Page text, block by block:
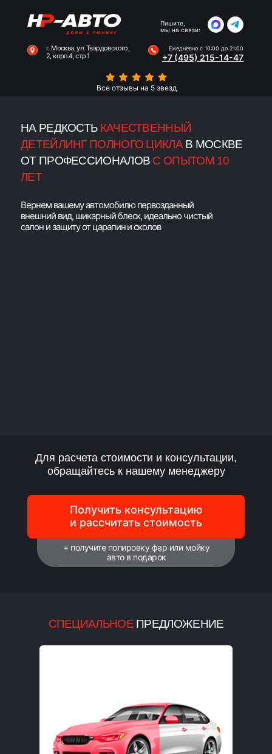
г. Москва, ул. Твардовского,
2, корп.4, стр.1
Все отзывы на 5 звезд
Ежедневно с 10:00 до 21:00
+7 (495) 215-14-47
Пишите,
мы на связи:
Услуги
Наши
работы
НА РЕДКОСТЬКАЧЕСТВЕННЫЙ
ДЕТЕЙЛИНГ ПОЛНОГО ЦИКЛА В МОСКВЕ
ОТ ПРОФЕССИОНАЛОВ С ОПЫТОМ 10
ЛЕТ
Вернем вашему автомобилю первозданный
внешний вид, шикарный блеск, идеально чистый
салон и защиту от царапин и сколов
Для расчета стоимости и консультации,
обращайтесь к нашему менеджеру
Получить консультацию
и рассчитать стоимость
+ получите полировку фар или мойку
авто в подарок
СПЕЦИАЛЬНОЕ ПРЕДЛОЖЕНИЕ